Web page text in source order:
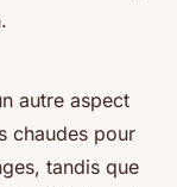
autre aspect
chaudes pour
tandis que